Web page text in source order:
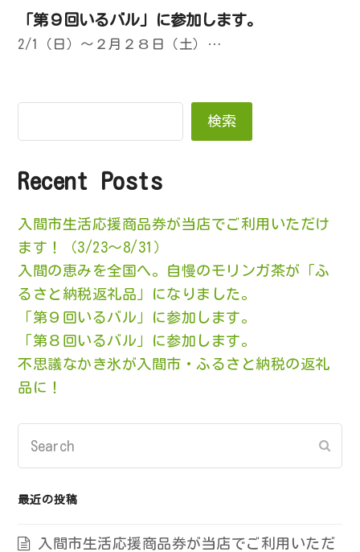
「第９回いるバル」に参加します。
2/1（日）～２月２８日（土）…
検索
Recent Posts
入間市生活応援商品券が当店でご利用いただけ
ます！（3/23～8/31）
入間の恵みを全国へ。自慢のモリンガ茶が「ふ
るさと納税返礼品」になりました。
「第９回いるバル」に参加します。
「第８回いるバル」に参加します。
不思議なかき氷が入間市・ふるさと納税の返礼
品に！
最近の投稿
入間市生活応援商品券が当店でご利用いただ